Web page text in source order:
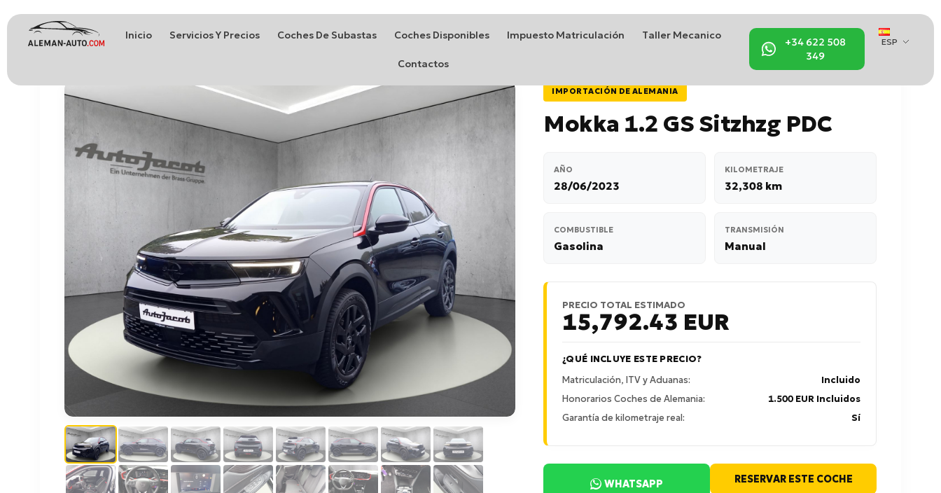
Inicio Servicios Y Precios Coches De Subastas Coches Disponibles Impuesto Matriculación Taller Mecanico
Contactos
+34 622 508
349
ESP
IMPORTACIÓN DE ALEMANIA
Mokka 1.2 GS Sitzhzg PDC
AÑO
28/06/2023
KILOMETRAJE
32,308 km
COMBUSTIBLE
Gasolina
TRANSMISIÓN
Manual
PRECIO TOTAL ESTIMADO
15,792.43 EUR
¿QUÉ INCLUYE ESTE PRECIO?
Matriculación, ITV y Aduanas:
Incluido
Honorarios Coches de Alemania:
1.500 EUR Incluidos
Garantía de kilometraje real:
Sí
WHATSAPP RESERVAR ESTE COCHE